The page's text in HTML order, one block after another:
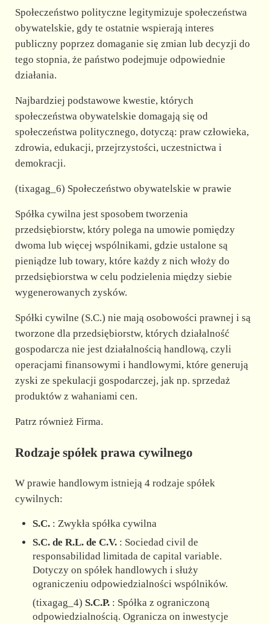
Społeczeństwo polityczne legitymizuje społeczeństwa
obywatelskie, gdy te ostatnie wspierają interes
publiczny poprzez domaganie się zmian lub decyzji do
tego stopnia, że państwo podejmuje odpowiednie
działania.
Najbardziej podstawowe kwestie, których
społeczeństwa obywatelskie domagają się od
społeczeństwa politycznego, dotyczą: praw człowieka,
zdrowia, edukacji, przejrzystości, uczestnictwa i
demokracji.
(tixagag_6) Społeczeństwo obywatelskie w prawie
Spółka cywilna jest sposobem tworzenia
przedsiębiorstw, który polega na umowie pomiędzy
dwoma lub więcej wspólnikami, gdzie ustalone są
pieniądze lub towary, które każdy z nich włoży do
przedsiębiorstwa w celu podzielenia między siebie
wygenerowanych zysków.
Spółki cywilne (S.C.) nie mają osobowości prawnej i są
tworzone dla przedsiębiorstw, których działalność
gospodarcza nie jest działalnością handlową, czyli
operacjami finansowymi i handlowymi, które generują
zyski ze spekulacji gospodarczej, jak np. sprzedaż
produktów z wahaniami cen.
Patrz również Firma.
Rodzaje spółek prawa cywilnego
W prawie handlowym istnieją 4 rodzaje spółek
cywilnych:
S.C. : Zwykła spółka cywilna
S.C. de R.L. de C.V. : Sociedad civil de
responsabilidad limitada de capital variable.
Dotyczy on spółek handlowych i służy
ograniczeniu odpowiedzialności wspólników.
(tixagag_4) S.C.P. : Spółka z ograniczoną
odpowiedzialnością. Ogranicza on inwestycje